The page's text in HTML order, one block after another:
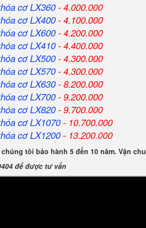
cơ LX360- 4.000.000
cơLX400- 4.100.000
cơLX600- 4.200.000
cơLX410- 4.400.000
cơLX500- 4.300.000
cơLX570- 4.300.000
cơLX630- 8.200.000
cơLX700- 9.200.000
cơLX820- 9.700.000
cơLX1070- 10.700.000
cơLX1200- 13.200.000
tôi bảo hành 5 đến 10 năm. Vận
để được tư vấn